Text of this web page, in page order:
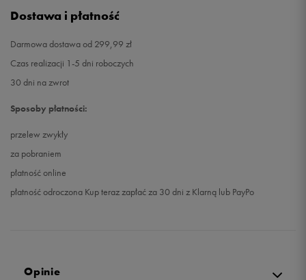
Dostawa i płatność
Darmowa dostawa od 299,99 zł
Czas realizacji 1-5 dni roboczych
30 dni na zwrot
Sposoby płatności:
przelew zwykły
za pobraniem
płatność online
płatność odroczona Kup teraz zapłać za 30 dni z Klarną lub PayPo
Opinie